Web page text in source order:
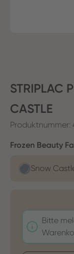
STRIPLAC
CASTLE
Produktnummer:
Frozen Beauty
Snow
Bitte